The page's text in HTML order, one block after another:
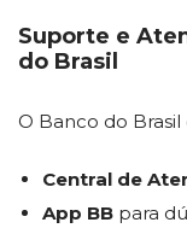
Suporte e
do Brasil
O Banco do
Central de
App BB para